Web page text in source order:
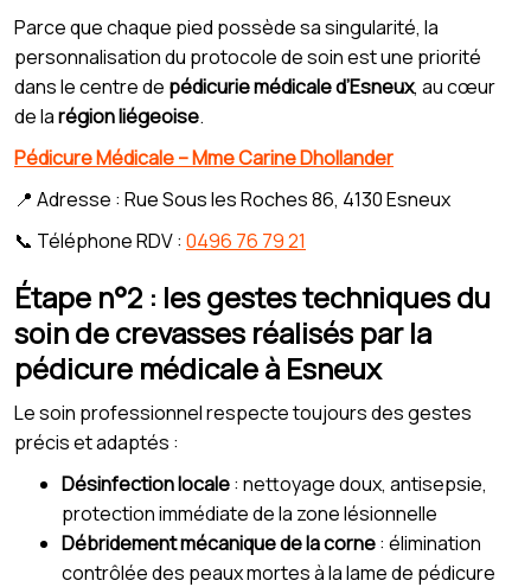
Parce que chaque pied possède sa singularité, la
personnalisation du protocole de soin est une priorité
dans le centre de pédicurie médicale d’Esneux, au cœur
de larégion liégeoise.
Pédicure Médicale – Mme Carine Dhollander
📍 Adresse : Rue Sous les Roches 86, 4130 Esneux
📞 Téléphone RDV : 0496 76 79 21
Étape n°2 : les gestes techniques du
soin de crevasses réalisés par la
pédicure médicale à Esneux
Le soin professionnel respecte toujours des gestes
précis et adaptés :
Désinfection locale: nettoyage doux, antisepsie,
protection immédiate de la zone lésionnelle
Débridement mécanique de la corne: élimination
contrôlée des peaux mortes à la lame de pédicure